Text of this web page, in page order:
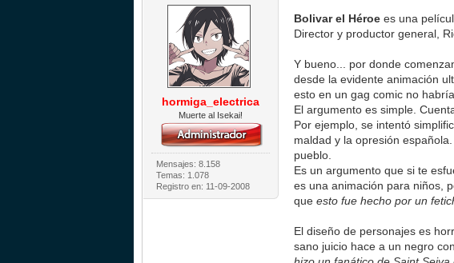
hormiga_electrica
Muerte al Isekai!
Mensajes: 8.158
Temas: 1.078
Registro en: 11-09-2008
Bolivar el Héroe es una
Director y productor general,
Y bueno... por donde
desde la evidente animación
esto en un gag comic no
El argumento es simple.
Por ejemplo, se intentó
maldad y la opresión
pueblo.
Es un argumento que si te
es una animación para niños,
que esto fue hecho por un
El diseño de personajes es
sano juicio hace a un negro